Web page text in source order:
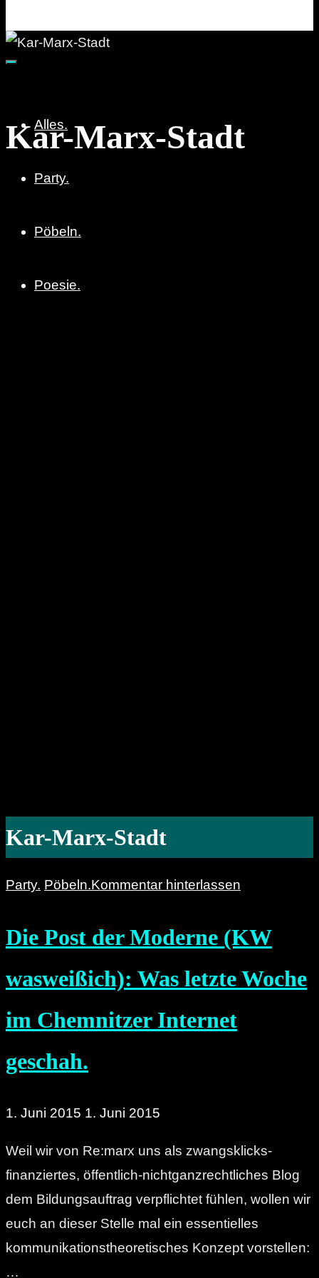
Alles.
Party.
Pöbeln.
Poesie.
Kar-Marx-Stadt
Kar-Marx-Stadt
Party. Pöbeln.Kommentar hinterlassen
Die Post der Moderne (KW
wasweißich): Was letzte Woche
im Chemnitzer Internet
geschah.
1. Juni 2015 1. Juni 2015
Weil wir von Re:marx uns als zwangsklicks-
finanziertes, öffentlich-nichtganzrechtliches Blog
dem Bildungsauftrag verpflichtet fühlen, wollen wir
euch an dieser Stelle mal ein essentielles
kommunikationstheoretisches Konzept vorstellen:
…